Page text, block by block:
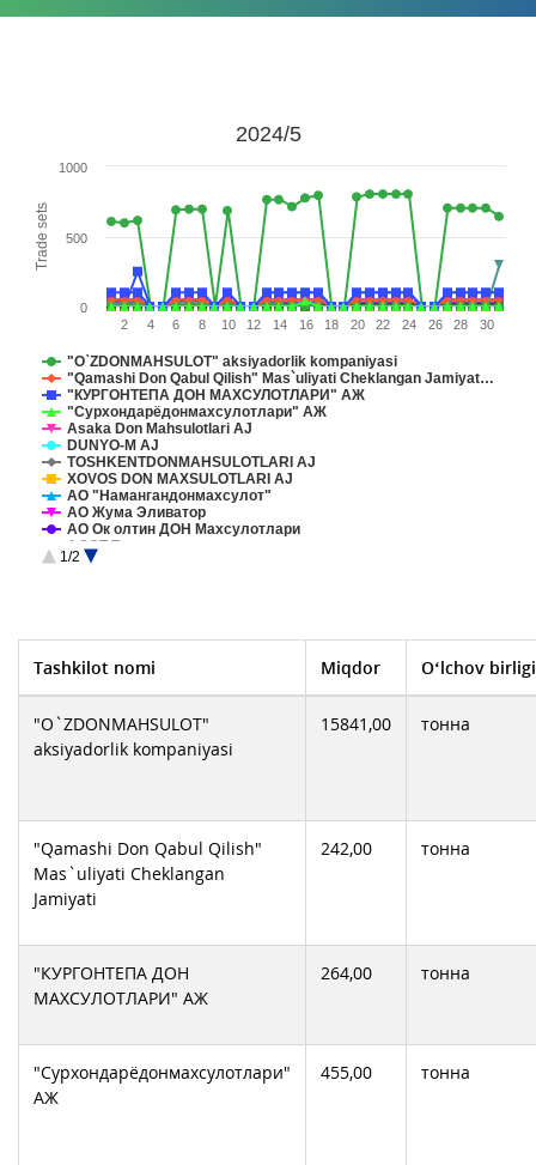
Trade sets
2024/5
"O`ZDONMAHSULOT" aksiyadorlik komрaniyasi
"Qamashi Don Qabul Qilish" Mas`uliyati Cheklangan Jamiyat…
"КУРГОНТЕПА ДОН МАХСУЛОТЛАРИ" АЖ
"Сурхондарёдонмахсулотлари" АЖ
Asaka Don Mahsulotlari AJ
DUNYO-M AJ
TOSHKENTDONMAHSULOTLARI AJ
XOVOS DON MAXSULOTLARI AJ
АО "Намангандонмахсулот"
АО Жума Эливатор
АО Ок олтин ДОН Махсулотлари
АООТ Тахиаташ дан
Богот-Дон АЖ
Хонка дон махсулотлари АЖ
1/2
2 4 6 8 10 12 14 16 18 20 22 24 26 28 30
0
500
1000
Tashkilot nomi Miqdor O‘lchov birligi
"O`ZDONMAHSULOT"
aksiyadorlik komрaniyasi
15841,00 тонна
"Qamashi Don Qabul Qilish"
Mas`uliyati Cheklangan
Jamiyati
242,00 тонна
"КУРГОНТЕПА ДОН
МАХСУЛОТЛАРИ" АЖ
264,00 тонна
"Сурхондарёдонмахсулотлари"
АЖ
455,00 тонна